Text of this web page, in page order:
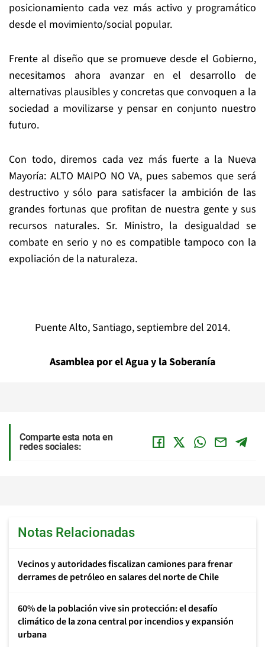
posicionamiento cada vez más activo y programático
desde el movimiento/social popular.
Frente al diseño que se promueve desde el Gobierno,
necesitamos ahora avanzar en el desarrollo de
alternativas plausibles y concretas que convoquen a la
sociedad a movilizarse y pensar en conjunto nuestro
futuro.
Con todo, diremos cada vez más fuerte a la Nueva
Mayoría: ALTO MAIPO NO VA, pues sabemos que será
destructivo y sólo para satisfacer la ambición de las
grandes fortunas que profitan de nuestra gente y sus
recursos naturales. Sr. Ministro, la desigualdad se
combate en serio y no es compatible tampoco con la
expoliación de la naturaleza.
Puente Alto, Santiago, septiembre del 2014.
Asamblea por el Agua y la Soberanía
Comparte esta nota en
redes sociales:
Notas Relacionadas
Vecinos y autoridades fiscalizan camiones para frenar
derrames de petróleo en salares del norte de Chile
60% de la población vive sin protección: el desafío
climático de la zona central por incendios y expansión
urbana